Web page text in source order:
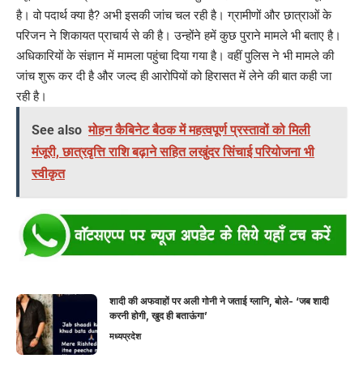
है। वो पदार्थ क्या है? अभी इसकी जांच चल रही है। ग्रामीणों और छात्राओं के
परिजन ने शिकायत प्राचार्य से की है। उन्होंने हमें कुछ पुराने मामले भी बताए है।
अधिकारियों के संज्ञान में मामला पहुंचा दिया गया है। वहीं पुलिस ने भी मामले की
जांच शुरू कर दी है और जल्द ही आरोपियों को हिरासत में लेने की बात कही जा
रही है।
See also मोहन कैबिनेट बैठक में महत्वपूर्ण प्रस्तावों को मिली
मंजूरी, छात्रवृत्ति राशि बढ़ाने सहित लखुंदर सिंचाई परियोजना भी
स्वीकृत
शादी की अफवाहों पर अली गोनी ने जताई ग्लानि, बोले- ‘जब शादी
करनी होगी, खुद ही बताऊंगा’
मध्यप्रदेश